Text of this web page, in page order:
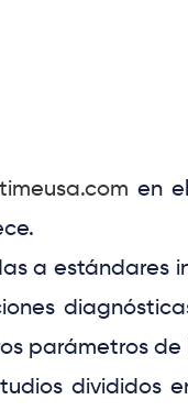
en
a estándares
parámetros
divididos